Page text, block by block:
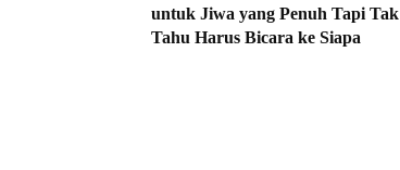
untuk Jiwa yang Penuh Tapi Tak
Tahu Harus Bicara ke Siapa